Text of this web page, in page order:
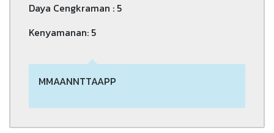
Daya Cengkraman : 5
Kenyamanan: 5
MMAANNTTAAPP